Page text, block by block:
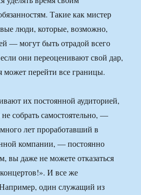
Такие как мистер
люди, которые, возможно,
— могут быть отрадой всего
они переоценивают свой дар,
может перейти все границы.
их постоянной аудиторией,
собрать самостоятельно, —
лет проработавший в
компании, — постоянно
вы даже не можете отказаться
И все же
один служащий из